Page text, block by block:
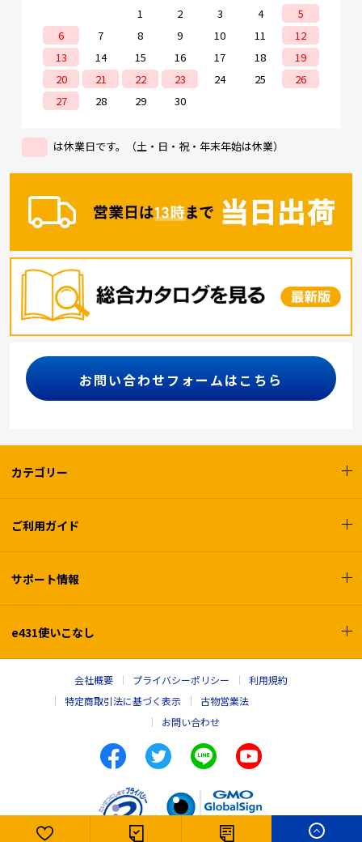
1
2 3 4
5
6
7 8 9 10 11
12
13
14 15 16 17 18
19
20
21 22 23 24 25
26
27
28 29 30
は休業日です。（土・日・祝・年末年始は休業）
お問い合わせフォームはこちら
カテゴリー
ご利用ガイド
サポート情報
e431使いこなし
会社概要 プライバシーポリシー
利用規約
特定商取引法に基づく表示
古物営業法
お問い合わせ